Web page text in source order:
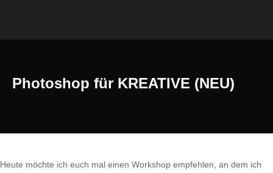
Photoshop für KREATIVE (NEU)
Heute möchte ich euch mal einen Workshop empfehlen, an dem ich